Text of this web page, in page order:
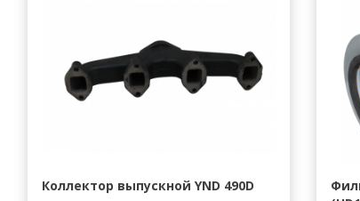
Коллектор выпускной YND 490D